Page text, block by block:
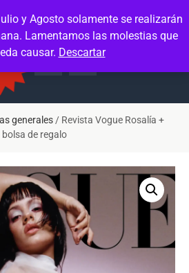
y Agosto solamente se realizarán
Lamentamos las molestias que
causar. Descartar
generales / Revista Vogue Rosalía +
bolsa de regalo